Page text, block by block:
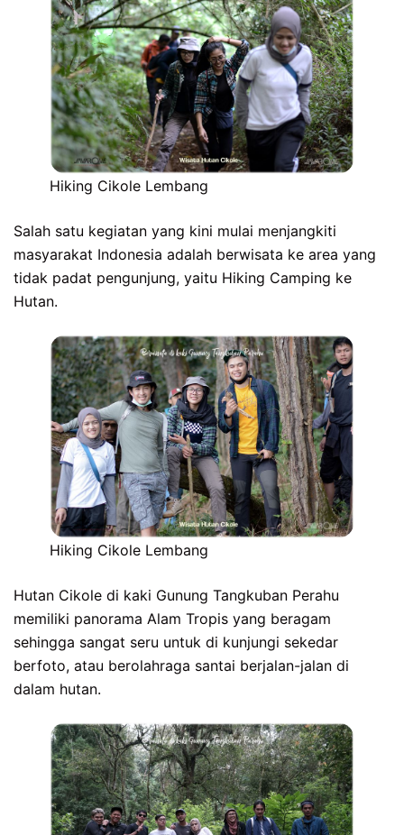
Hiking Cikole Lembang
Salah satu kegiatan yang kini mulai menjangkiti
masyarakat Indonesia adalah berwisata ke area yang
tidak padat pengunjung, yaitu Hiking Camping ke
Hutan.
Hiking Cikole Lembang
Hutan Cikole di kaki Gunung Tangkuban Perahu
memiliki panorama Alam Tropis yang beragam
sehingga sangat seru untuk di kunjungi sekedar
berfoto, atau berolahraga santai berjalan-jalan di
dalam hutan.